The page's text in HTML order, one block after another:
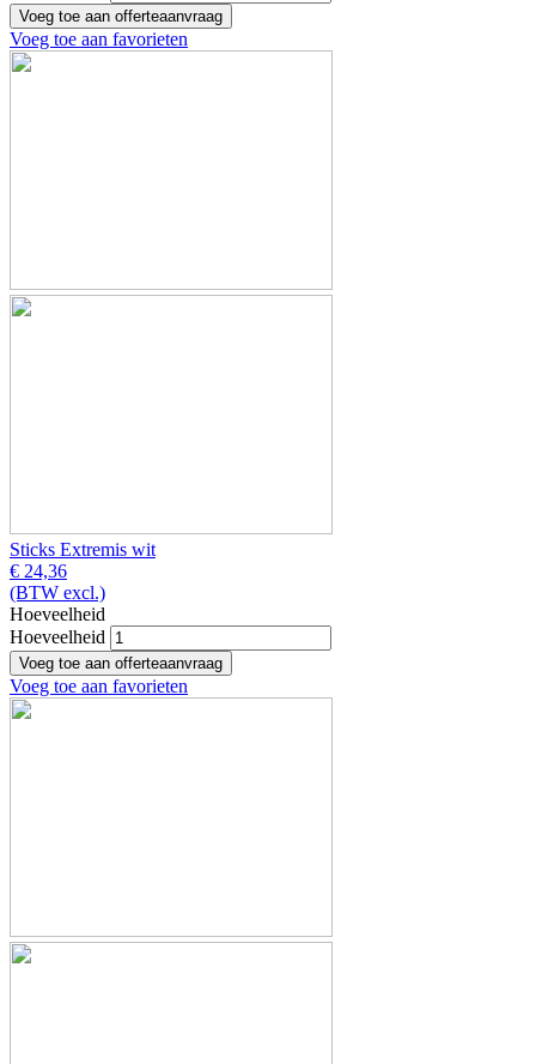
Voeg toe aan favorieten
Sticks Extremis wit
€ 24,36
(BTW excl.)
Hoeveelheid
Hoeveelheid
Voeg toe aan favorieten